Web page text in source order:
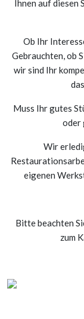
Ihnen auf diesen
Ob Ihr
Gebrauchten, ob
wir sind Ihr
Muss Ihr gutes
oder
Wir
eigenen
Bitte beachten
zum